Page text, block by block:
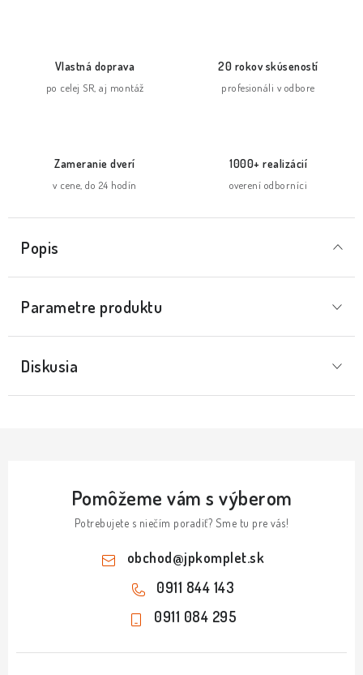
Vlastná doprava
po celej SR, aj montáž
20 rokov skúseností
profesionáli v odbore
Zameranie dverí
v cene, do 24 hodín
1000+ realizácií
overení odborníci
Popis
Parametre produktu
Diskusia
Pomôžeme vám s výberom
Potrebujete s niečím poradiť? Sme tu pre vás!
obchod@jpkomplet.sk
0911 844 143
0911 084 295